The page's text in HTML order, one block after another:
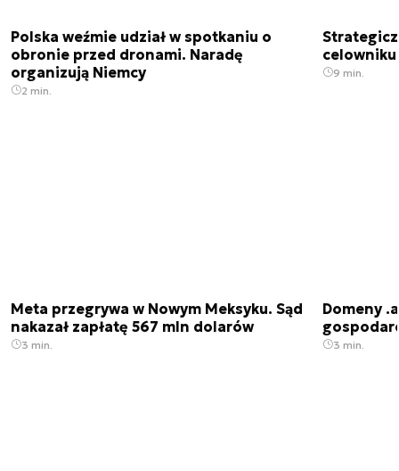
Polska weźmie udział w spotkaniu o
obronie przed dronami. Naradę
organizują Niemcy
2 min.
9 min.
Meta przegrywa w Nowym Meksyku. Sąd
nakazał zapłatę 567 mln dolarów
3 min.
Domeny
3 min.